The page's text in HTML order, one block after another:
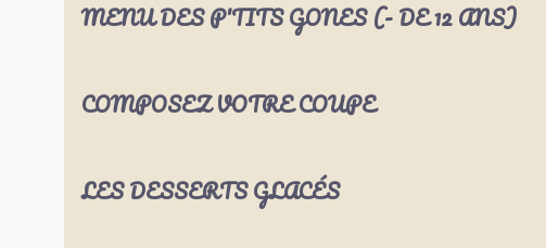
MENU DES P'TITS GONES (- DE 12 ANS)
COMPOSEZ VOTRE COUPE
LES DESSERTS GLACÉS